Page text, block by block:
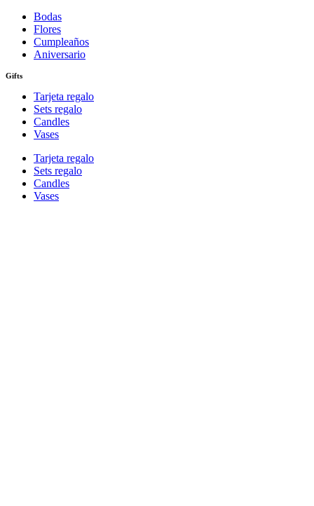
Bodas
Flores
Cumpleaños
Aniversario
Gifts
Tarjeta regalo
Sets regalo
Candles
Vases
Tarjeta regalo
Sets regalo
Candles
Vases